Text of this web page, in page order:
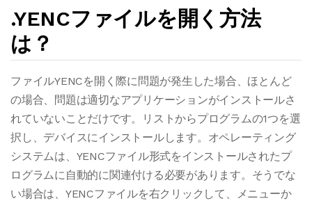
.YENCファイルを開く方法
は？
ファイルYENCを開く際に問題が発生した場合、ほとんど
の場合、問題は適切なアプリケーションがインストールさ
れていないことだけです。リストからプログラムの1つを選
択し、デバイスにインストールします。オペレーティング
システムは、YENCファイル形式をインストールされたプ
ログラムに自動的に関連付ける必要があります。そうでな
い場合は、YENCファイルを右クリックして、メニューか